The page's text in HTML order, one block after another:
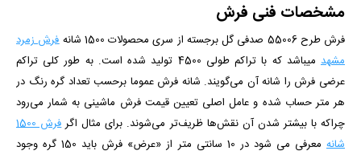
مشخصات فنی فرش
فرش طرح 55006 صدفی گل برجسته از سری محصولات 1500 شانه
فرش زمرد
مشهد
می­باشد که با تراکم طولی 4500 تولید شده است. به طور کلی تراکم
عرضی فرش را شانه آن می‌گویند. شانه فرش عموما برحسب تعداد گره رنگ در
هر متر حساب شده و عامل اصلی تعیین قیمت فرش ماشینی به شمار می‌رود
چراکه با بیشتر شدن آن نقش‌ها ظریف‌تر می‌شوند. برای مثال اگر
فرش 1500
شانه
معرفی می شود در 10 سانتی متر از «عرض» فرش باید 150 گره وجود